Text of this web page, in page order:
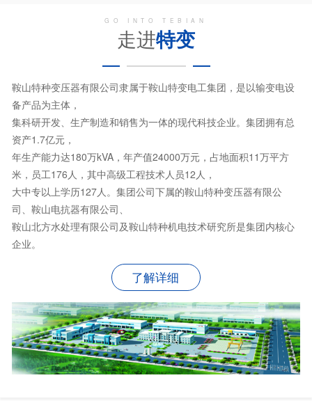
GO INTO TEBIAN
走进特变
鞍山特种变压器有限公司隶属于鞍山特变电工集团，是以输变电设
备产品为主体，
集科研开发、生产制造和销售为一体的现代科技企业。集团拥有总
资产1.7亿元，
年生产能力达180万kVA，年产值24000万元，占地面积11万平方
米，员工176人，其中高级工程技术人员12人，
大中专以上学历127人。集团公司下属的鞍山特种变压器有限公
司、鞍山电抗器有限公司、
鞍山北方水处理有限公司及鞍山特种机电技术研究所是集团内核心
企业。
了解详细